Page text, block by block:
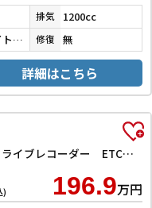
排気 1200cc
ミッドナイトバイオレットメタリック 修復 無
詳細はこちら
ハイブリッドZ・ホンダセンシング ドライブレコーダー ETC バックカメラ オートクルーズコントロール レーンアシスト 衝突被害軽減システム ナビ TV オートライト LEDヘッドランプ アルミホイール スマートキー 電動格納ミラー
) 196.9万円